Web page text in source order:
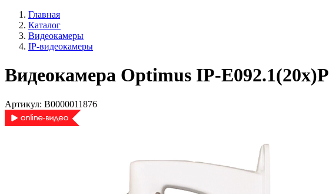
Главная
Каталог
Видеокамеры
IP-видеокамеры
Видеокамера Optimus IP-E092.1(20x)P
Артикул: В0000011876